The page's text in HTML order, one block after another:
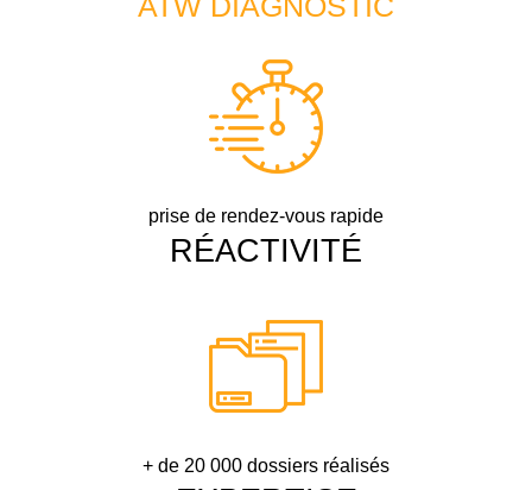
prise de rendez-vous rapide
RÉACTIVITÉ
+ de 20 000 dossiers réalisés